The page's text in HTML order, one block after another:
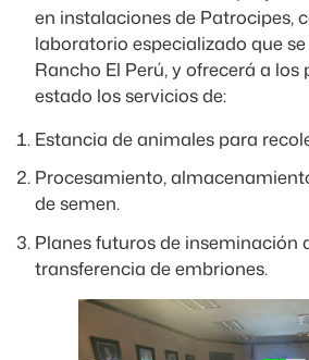
en instalaciones de Patrocipes,
laboratorio especializado que
Rancho El Perú, y ofrecerá a los
estado los servicios de:
Estancia de animales para
Procesamiento,
de semen.
Planes futuros de inseminación
transferencia de embriones.